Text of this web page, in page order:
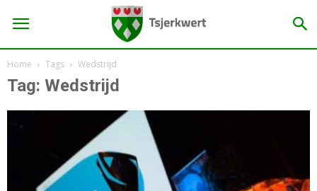
Home Tags Wedstrijd
Tag: Wedstrijd